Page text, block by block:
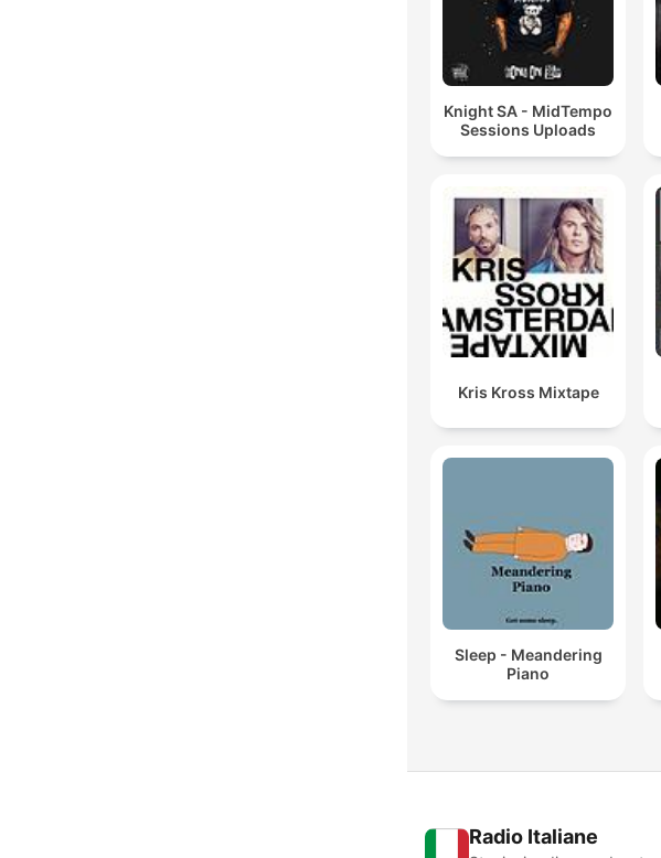
Knight SA - MidTempo
Sessions Uploads
Kris Kross Mixtape
Sleep - Meandering
Piano
Radio Italiane